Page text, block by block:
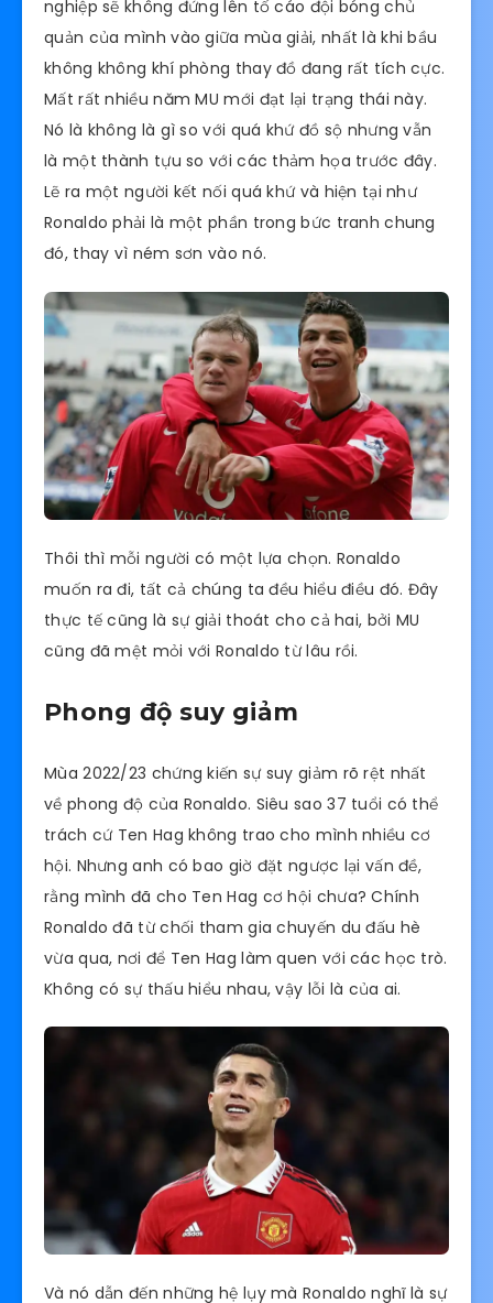
nghiệp sẽ không đứng lên tố cáo đội bóng chủ
quản của mình vào giữa mùa giải, nhất là khi bầu
không không khí phòng thay đồ đang rất tích cực.
Mất rất nhiều năm MU mới đạt lại trạng thái này.
Nó là không là gì so với quá khứ đồ sộ nhưng vẫn
là một thành tựu so với các thảm họa trước đây.
Lẽ ra một người kết nối quá khứ và hiện tại như
Ronaldo phải là một phần trong bức tranh chung
đó, thay vì ném sơn vào nó.
Thôi thì mỗi người có một lựa chọn. Ronaldo
muốn ra đi, tất cả chúng ta đều hiểu điều đó. Đây
thực tế cũng là sự giải thoát cho cả hai, bởi MU
cũng đã mệt mỏi với Ronaldo từ lâu rồi.
Phong độ suy giảm
Mùa 2022/23 chứng kiến sự suy giảm rõ rệt nhất
về phong độ của Ronaldo. Siêu sao 37 tuổi có thể
trách cứ Ten Hag không trao cho mình nhiều cơ
hội. Nhưng anh có bao giờ đặt ngược lại vấn đề,
rằng mình đã cho Ten Hag cơ hội chưa? Chính
Ronaldo đã từ chối tham gia chuyến du đấu hè
vừa qua, nơi để Ten Hag làm quen với các học trò.
Không có sự thấu hiểu nhau, vậy lỗi là của ai.
Và nó dẫn đến những hệ lụy mà Ronaldo nghĩ là sự